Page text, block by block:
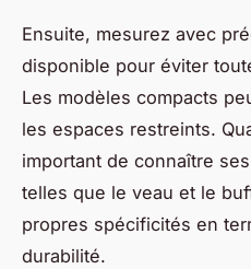
Ensuite, mesurez avec
disponible pour éviter
Les modèles compacts
les espaces restreints.
important de connaître
telles que le veau et le
propres spécificités en
durabilité.